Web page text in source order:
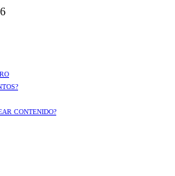
CONTENIDO?